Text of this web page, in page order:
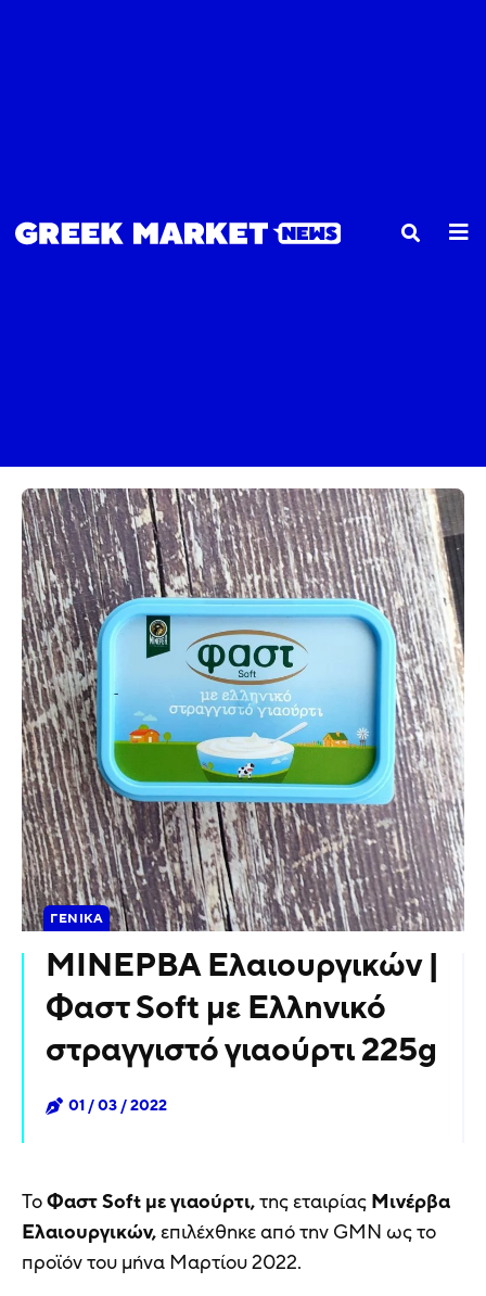
ΓΕΝΙΚΆ
ΜΙΝΕΡΒΑ Ελαιουργικών |
Φαστ Soft με Ελληνικό
στραγγιστό γιαούρτι 225g
01 / 03 / 2022
ΤοΦαστ Soft με γιαούρτι,της εταιρίας Μινέρβα
Ελαιουργικών,επιλέχθηκε από την GMN ως το
προϊόν του μήνα Μαρτίου 2022.